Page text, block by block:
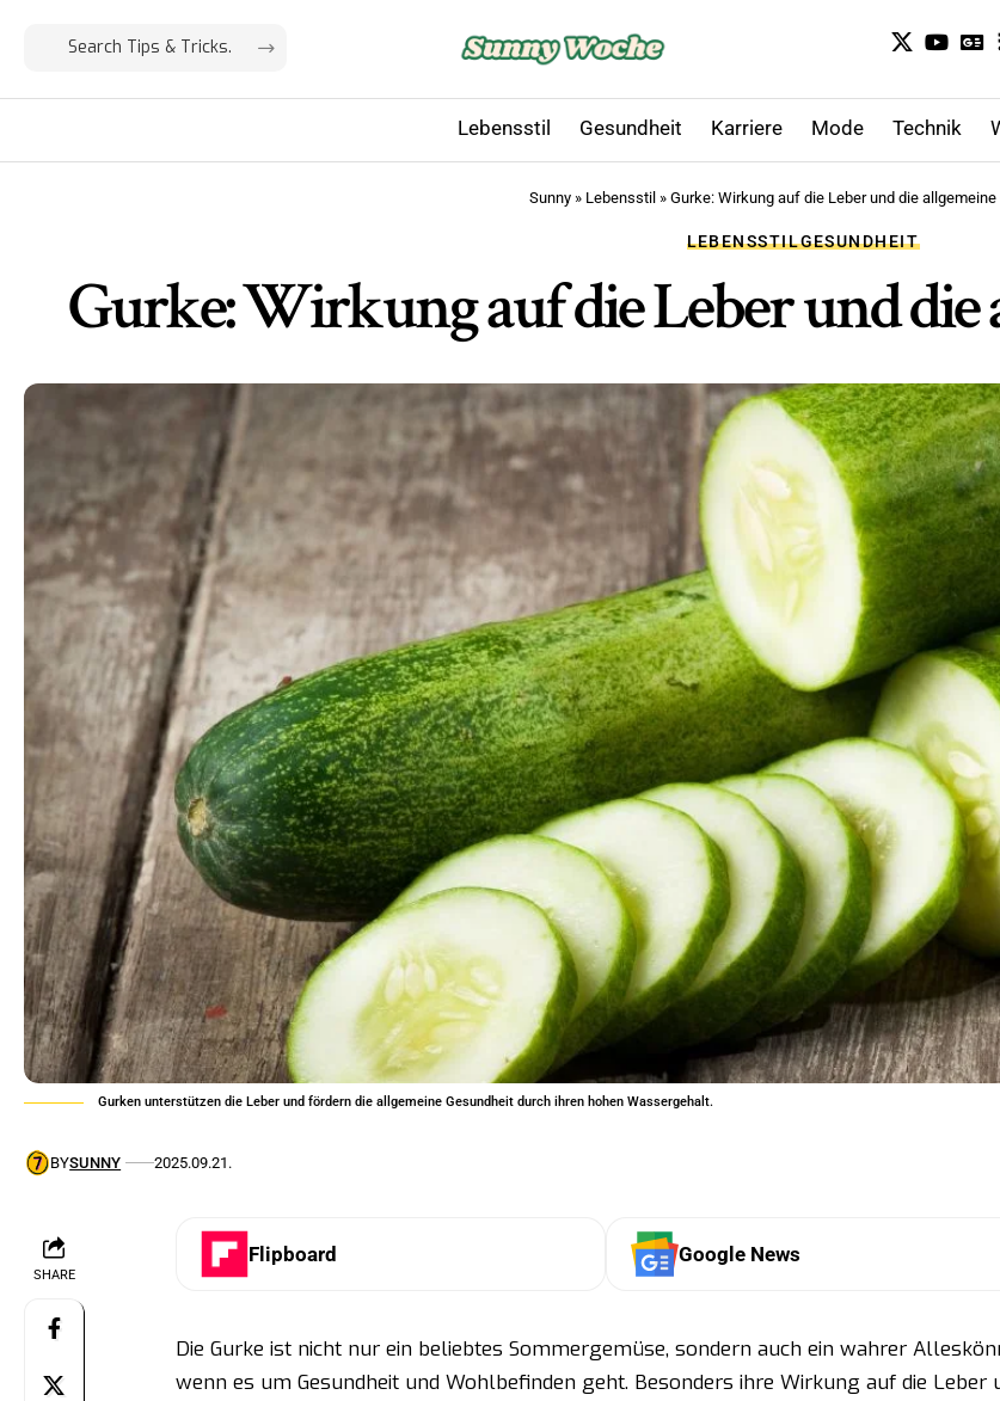
Lebensstil Gesundheit Karriere Mode Technik
Sunny» Lebensstil» Gurke: Wirkung auf die Leber und die
LEBENSSTILGESUNDHEIT
Gurke: Wirkung auf die Leber und die
Gurken unterstützen die Leber und fördern die allgemeine Gesundheit durch ihren hohen Wassergehalt.
BYSUNNY 2025.09.21.
SHARE
Flipboard Google News
Die Gurke ist nicht nur ein beliebtes Sommergemüse, sondern auch ein wahrer
wenn es um Gesundheit und Wohlbefinden geht. Besonders ihre Wirkung auf die Leber